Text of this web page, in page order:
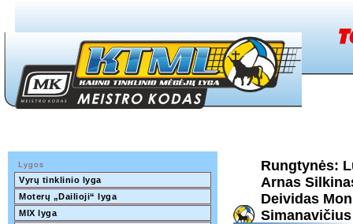
Lygos
Vyrų tinklinio lyga
Moterų „Dailioji“ lyga
MIX lyga
Rungtynės:
Arnas
Deividas
Simanavičius